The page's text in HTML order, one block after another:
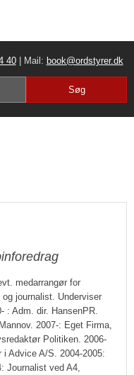
40| Mail: book@ordstyrer.dk​
medarrangør for
journalist. Underviser
: Adm. dir. HansenPR.
2007-: Eget Firma,
Politiken. 2006-
Advice A/S. 2004-2005:
Journalist ved A4,